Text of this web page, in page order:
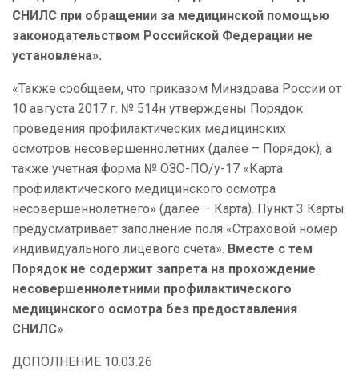
СНИЛС при обращении за медицинской помощью
законодательством Российской Федерации не
установлена».
«Также сообщаем, что приказом Минздрава России от
10 августа 2017 г. № 514н утверждены Порядок
проведения профилактических медицинских
осмотров несовершеннолетних (далее – Порядок), а
также учетная форма № ОЗО-ПО/у-17 «Карта
профилактического медицинского осмотра
несовершеннолетнего» (далее – Карта). Пункт 3 Карты
предусматривает заполнение поля «Страховой номер
индивидуального лицевого счета». Вместе с тем
Порядок не содержит запрета на прохождение
несовершеннолетними профилактического
медицинского осмотра без предоставления
СНИЛС».
ДОПОЛНЕНИЕ 10.03.26